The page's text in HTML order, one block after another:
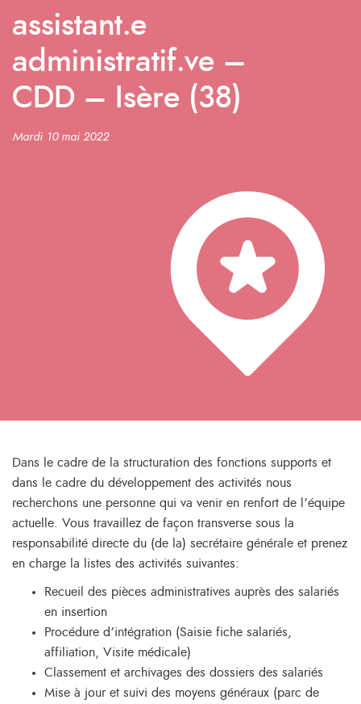
assistant.e
administratif.ve –
CDD – Isère (38)
Mardi 10 mai 2022
Dans le cadre de la structuration des fonctions supports et
dans le cadre du développement des activités nous
recherchons une personne qui va venir en renfort de l’équipe
actuelle. Vous travaillez de façon transverse sous la
responsabilité directe du (de la) secrétaire générale et prenez
en charge la listes des activités suivantes:
Recueil des pièces administratives auprès des salariés
en insertion
Procédure d’intégration (Saisie fiche salariés,
affiliation, Visite médicale)
Classement et archivages des dossiers des salariés
Mise à jour et suivi des moyens généraux (parc de